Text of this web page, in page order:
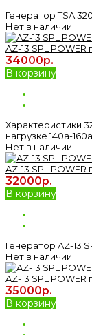
Генератор TSA
Нет в наличии
AZ-13 SPL
34000р.
В корзину
Характеристики
нагрузке 140а-
Нет в наличии
AZ-13 SPL
32000р.
В корзину
Генератор AZ-13
Нет в наличии
AZ-13 SPL
35000р.
В корзину